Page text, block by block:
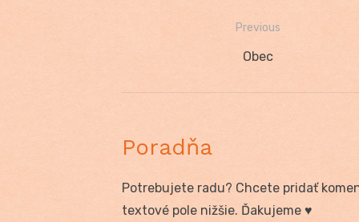
článku
Previous
Previous
Obec
Poradňa
Potrebujete radu? Chcete pridať
textové pole nižšie. Ďakujeme ♥